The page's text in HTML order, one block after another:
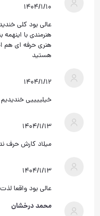
۱۴۰۴/۱/۱۰
عالی بود کلی
هنرمندی با
هنری حرفه ای هم
هستید
۱۴۰۴/۱/۱۲
خیلییییی خندیدیم
۱۴۰۴/۱/۱۳
میلاد کارش حرف
۱۴۰۴/۱/۱۳
عالی بود واقعا
محمد درخشان